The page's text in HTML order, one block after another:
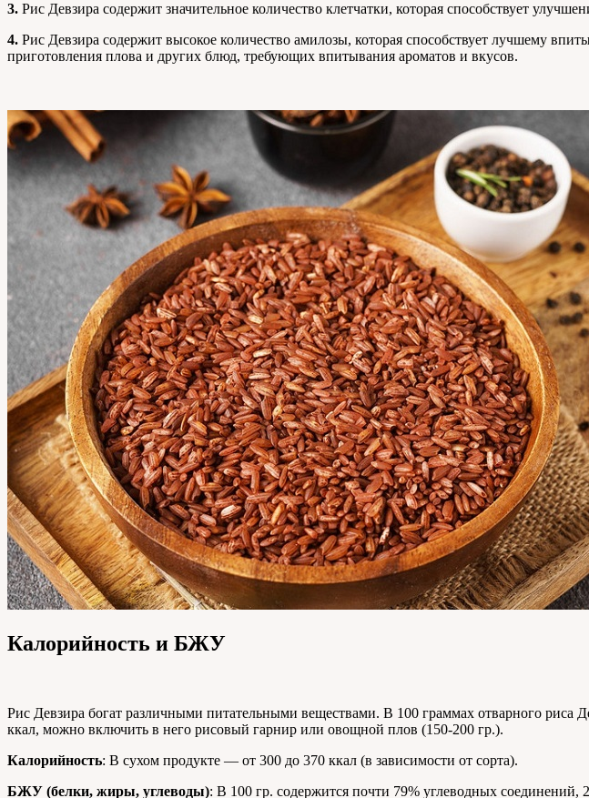
3. Рис Девзира содержит значительное количество клетчатки, которая способствует
4. Рис Девзира содержит высокое количество амилозы, которая способствует лучшему
приготовления плова и других блюд, требующих впитывания ароматов и вкусов.
Калорийность и БЖУ
Рис Девзира богат различными питательными веществами. В 100 граммах отварного риса
ккал, можно включить в него рисовый гарнир или овощной плов (150-200 гр.).
Калорийность: В сухом продукте — от 300 до 370 ккал (в зависимости от сорта).
БЖУ (белки, жиры, углеводы): В 100 гр. содержится почти 79% углеводных соединений,